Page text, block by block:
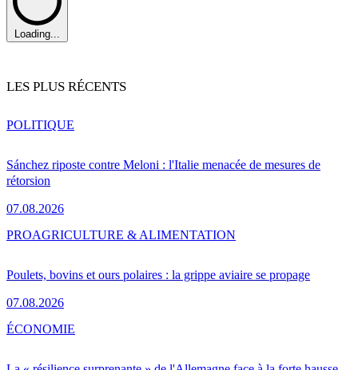
Loading...
LES PLUS RÉCENTS
Sánchez riposte contre Meloni : l'Italie menacée de mesures de
rétorsion
07.08.2026
POLITIQUE
Poulets, bovins et ours polaires : la grippe aviaire se propage
07.08.2026
PROAGRICULTURE & ALIMENTATION
ÉCONOMIE